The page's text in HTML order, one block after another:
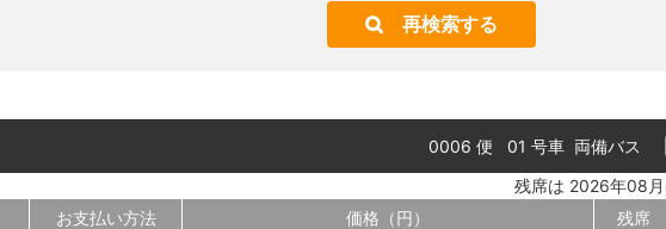
再検索する
0006 便 01 号車 両備バス
残席は 2026年08月
お支払い方法 価格（円） 残席